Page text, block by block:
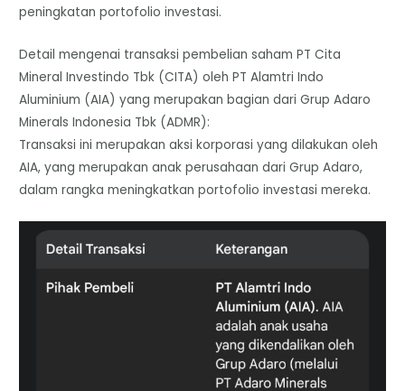
peningkatan portofolio investasi.
Detail mengenai transaksi pembelian saham PT Cita
Mineral Investindo Tbk (CITA) oleh PT Alamtri Indo
Aluminium (AIA) yang merupakan bagian dari Grup Adaro
Minerals Indonesia Tbk (ADMR):
​Transaksi ini merupakan aksi korporasi yang dilakukan oleh
AIA, yang merupakan anak perusahaan dari Grup Adaro,
dalam rangka meningkatkan portofolio investasi mereka.